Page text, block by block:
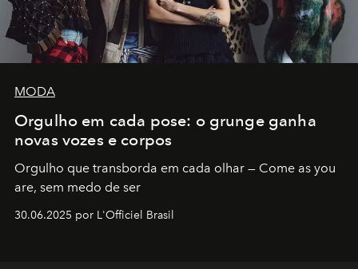
MODA
Orgulho em cada pose: o grunge ganha
novas vozes e corpos
Orgulho que transborda em cada olhar — Come as you
are, sem medo de ser
30.06.2025 por L'Officiel Brasil